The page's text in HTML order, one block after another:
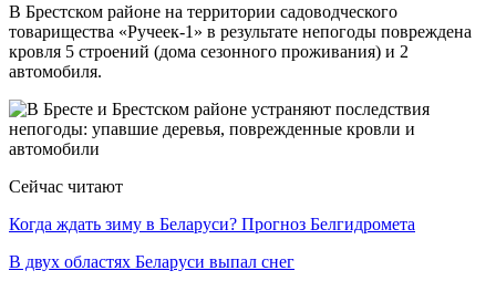
В Брестском районе на территории садоводческого
товарищества «Ручеек-1» в результате непогоды повреждена
кровля 5 строений (дома сезонного проживания) и 2
автомобиля.
Сейчас читают
Когда ждать зиму в Беларуси? Прогноз Белгидромета
В двух областях Беларуси выпал снег